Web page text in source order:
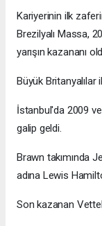
Kariyerinin ilk
Brezilyalı Massa,
yarışın kazananı
Büyük Britanyalılar
İstanbul'da 2009
galip geldi.
Brawn takımında
adına Lewis
Son kazanan Vettel